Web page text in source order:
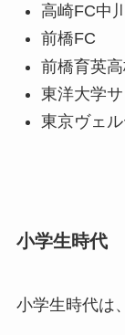
高崎FC中川
前橋FC
前橋育英
東洋大学
東京ヴェル
小学生時代
小学生時代は、